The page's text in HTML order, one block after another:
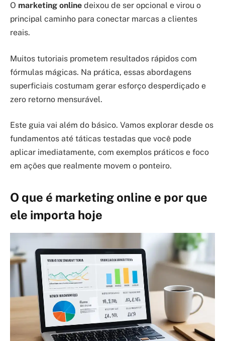
O marketing online deixou de ser opcional e virou o
principal caminho para conectar marcas a clientes
reais.
Muitos tutoriais prometem resultados rápidos com
fórmulas mágicas. Na prática, essas abordagens
superficiais costumam gerar esforço desperdiçado e
zero retorno mensurável.
Este guia vai além do básico. Vamos explorar desde os
fundamentos até táticas testadas que você pode
aplicar imediatamente, com exemplos práticos e foco
em ações que realmente movem o ponteiro.
O que é marketing online e por que
ele importa hoje